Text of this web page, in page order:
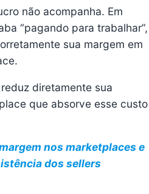
não acompanha. Em
“pagando para trabalhar”,
sua margem em
diretamente sua
que absorve esse custo
nos marketplaces e
dos sellers